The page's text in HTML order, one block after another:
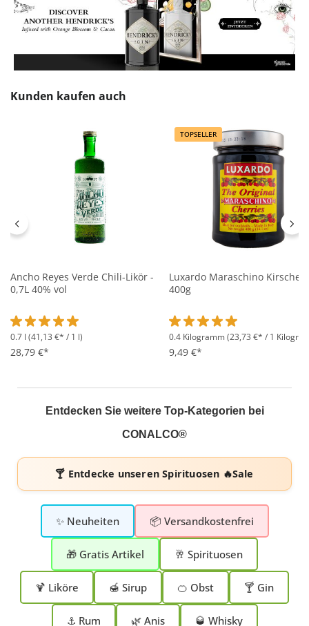
Produktgalerie überspringen
Kunden kaufen auch
Ancho Reyes Verde Chili-Likör -
0,7L 40% vol
Durchschnittliche Bewertung von 5 von 5 Sternen
0.7 l (41,13 €* / 1 l)
28,79 €*
TOPSELLER
Luxardo Maraschino Kirschen
400g
Durchschnittliche
0.4 Kilogramm(23,73 €* / 1
9,49 €*
Entdecken Sie weitere Top-Kategorien bei
CONALCO®
🍸 Entdecke unserenSpirituosen 🔥Sale
✨ Neuheiten 📦 Versandkostenfrei
🎁 Gratis Artikel 🥂 Spirituosen
🍹 Liköre 🍯 Sirup 🍊 Obst 🍸 Gin
⚓ Rum 🌿 Anis 🥃 Whisky